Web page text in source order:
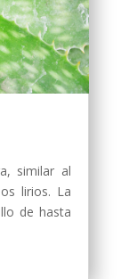
similar al
lirios. La
de hasta